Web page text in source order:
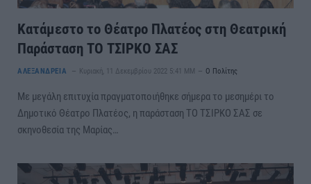
Κατάμεστο το Θέατρο Πλατέος στη Θεατρική
Παράσταση ΤΟ ΤΣΙΡΚΟ ΣΑΣ
ΑΛΕΞΑΝΔΡΕΙΑ Κυριακή, 11 Δεκεμβρίου 2022 5:41 ΜΜ Ο Πολίτης
Με μεγάλη επιτυχία πραγματοποιήθηκε σήμερα το μεσημέρι το
Δημοτικό Θέατρο Πλατέος, η παράσταση ΤΟ ΤΣΙΡΚΟ ΣΑΣ σε
σκηνοθεσία της Μαρίας…